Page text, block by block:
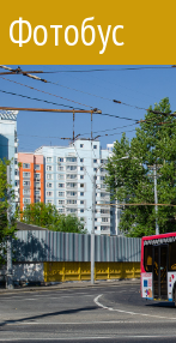
Фотобус